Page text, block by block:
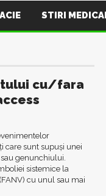
STIRI
cu/fara
care sunt supuşi unei
genunchiului.
sistemice la
cu unul sau mai